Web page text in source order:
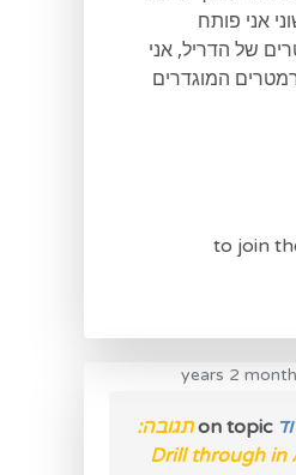
של הדריל, אני
המוגדרים
to join
on topic
תגובה:
Drill through in